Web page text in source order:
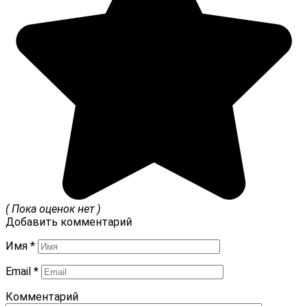
( Пока оценок нет )
Добавить комментарий
Имя *
Email *
Комментарий